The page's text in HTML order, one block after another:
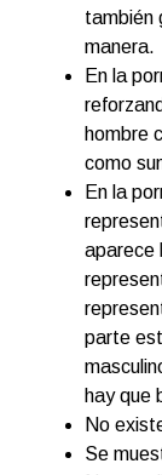
también
manera.
En la
hombre
como
En la
aparece
parte
hay que
No
Se